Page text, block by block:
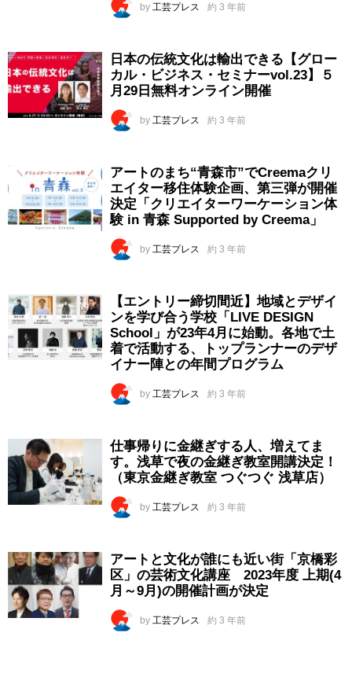
by 工芸プレス 約 3 年前
日本の伝統文化は輸出できる【グロー
カル・ビジネス・セミナーvol.23】５
月29日無料オンライン開催
by 工芸プレス 約 3 年前
アートのまち“青森市”でCreemaクリ
エイター移住体験企画、第三弾が開催
決定「クリエイターワーケーション体
験 in 青森 Supported by Creema」
by 工芸プレス 約 3 年前
【エントリー締切間近】地域とデザイ
ンを学び合う学校「LIVE DESIGN
School」が23年4月に始動。各地で土
着で活動する、トップランナーのデザ
イナー陣との年間プログラム
by 工芸プレス 約 3 年前
仕事帰りに金継ぎする人、増えてま
す。浅草で夜の金継ぎ教室開講決定！
（東京金継ぎ教室 つぐつぐ 浅草店）
by 工芸プレス 約 3 年前
アートと文化が誰にも近い街「京橋彩
区」の芸術文化講座 2023年度 上期(4
月～9月)の開催計画が決定
by 工芸プレス 約 3 年前